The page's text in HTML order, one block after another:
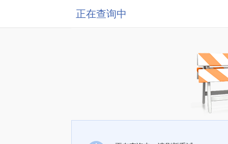
正在查询中